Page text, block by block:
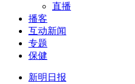
直播
播客
互动新闻
专题
保健
新明日报